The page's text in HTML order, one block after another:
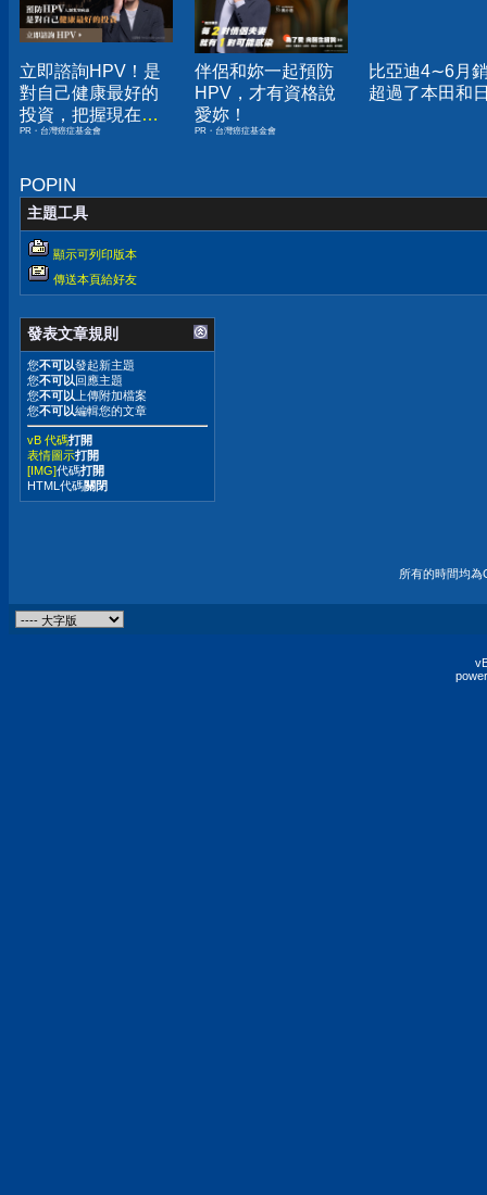
立即諮詢HPV！是
對自己健康最好的
投資，把握現在不
嫌晚！
PR・台灣癌症基金會
伴侶和妳一起預防
HPV，才有資格說
愛妳！
PR・台灣癌症基金會
比亞迪4∼6月
超過了本田和
POPIN
主題工具
顯示可列印版本
傳送本頁給好友
發表文章規則
您不可以發起新主題
您不可以回應主題
您不可以 上傳附加檔案
您不可以編輯您的文章
vB 代碼打開
表情圖示打開
[IMG]代碼打開
HTML代碼關閉
所有的時間均為